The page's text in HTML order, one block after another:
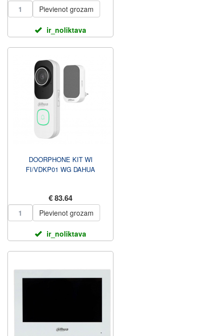
Pievienot grozam
ir_noliktava
DOORPHONE KIT WI
FI/VDKP01 WG DAHUA
€ 83.64
Pievienot grozam
ir_noliktava